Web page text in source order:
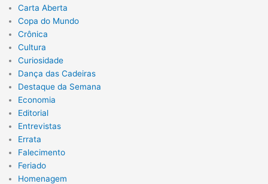
Carta Aberta
Copa do Mundo
Crônica
Cultura
Curiosidade
Dança das Cadeiras
Destaque da Semana
Economia
Editorial
Entrevistas
Errata
Falecimento
Feriado
Homenagem